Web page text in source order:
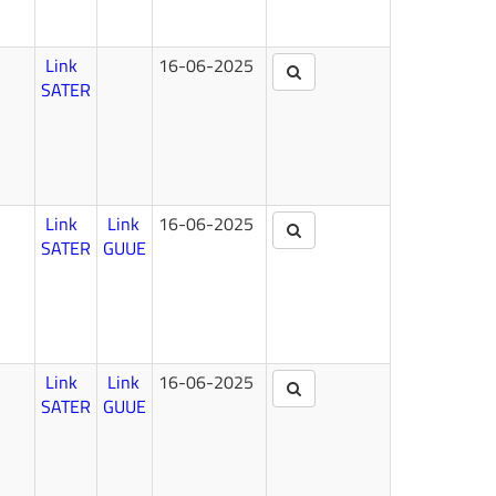
Link
SATER
16-06-2025
Link
SATER
Link
GUUE
16-06-2025
Link
SATER
Link
GUUE
16-06-2025